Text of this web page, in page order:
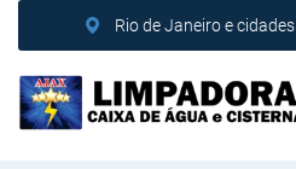
Rio de Janeiro e cidades